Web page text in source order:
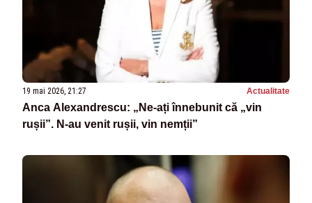
19 mai 2026, 21:27 Actualitate
Anca Alexandrescu: „Ne-ați înnebunit că „vin
rușii”. N-au venit rușii, vin nemții”